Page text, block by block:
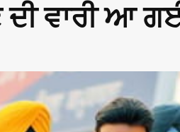
ਦੀ ਵਾਰੀ ਆ